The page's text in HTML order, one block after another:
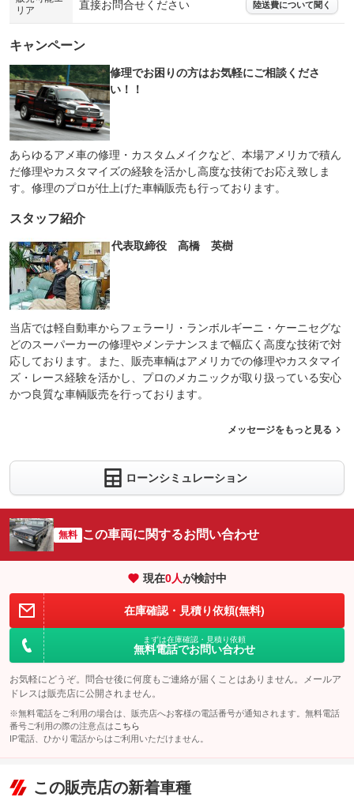
リア
直接お問合せください 陸送費について聞く
キャンペーン
修理でお困りの方はお気軽にご相談くださ
い！！
あらゆるアメ車の修理・カスタムメイクなど、本場アメリカで積ん
だ修理やカスタマイズの経験を活かし高度な技術でお応え致しま
す。修理のプロが仕上げた車輌販売も行っております。
スタッフ紹介
代表取締役 高橋 英樹
当店では軽自動車からフェラーリ・ランボルギーニ・ケーニセグな
どのスーパーカーの修理やメンテナンスまで幅広く高度な技術で対
応しております。また、販売車輌はアメリカでの修理やカスタマイ
ズ・レース経験を活かし、プロのメカニックが取り扱っている安心
かつ良質な車輌販売を行っております。
メッセージをもっと見る
ローンシミュレーション
無料 この車両に関するお問い合わせ
現在0人が検討中
在庫確認・見積り依頼(無料)
まずは在庫確認・見積り依頼
無料電話でお問い合わせ
お気軽にどうぞ。問合せ後に何度もご連絡が届くことはありません。メールア
ドレスは販売店に公開されません。
※無料電話をご利用の場合は、販売店へお客様の電話番号が通知されます。無料電話
番号ご利用の際の注意点は こちら
IP電話、ひかり電話からはご利用いただけません。
この販売店の新着車種